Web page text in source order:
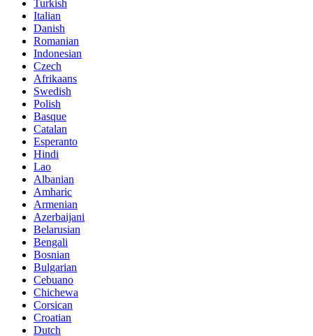
Turkish
Italian
Danish
Romanian
Indonesian
Czech
Afrikaans
Swedish
Polish
Basque
Catalan
Esperanto
Hindi
Lao
Albanian
Amharic
Armenian
Azerbaijani
Belarusian
Bengali
Bosnian
Bulgarian
Cebuano
Chichewa
Corsican
Croatian
Dutch